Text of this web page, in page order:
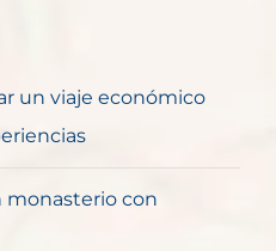
un viaje económico
monasterio con